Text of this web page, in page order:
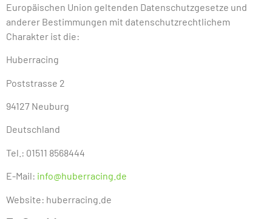
Europäischen Union geltenden Datenschutzgesetze und
anderer Bestimmungen mit datenschutzrechtlichem
Charakter ist die:
Huberracing
Poststrasse 2
94127 Neuburg
Deutschland
Tel.: 01511 8568444
E-Mail: info@huberracing.de
Website: huberracing.de